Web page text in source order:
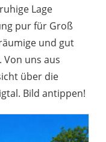
Lage
pur für Groß
und gut
uns aus
über die
Bild antippen!